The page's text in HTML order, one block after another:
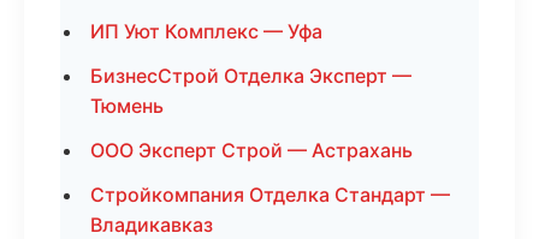
ИП Уют Комплекс — Уфа
БизнесСтрой Отделка Эксперт —
Тюмень
ООО Эксперт Строй — Астрахань
Стройкомпания Отделка Стандарт —
Владикавказ